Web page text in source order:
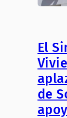
El
de